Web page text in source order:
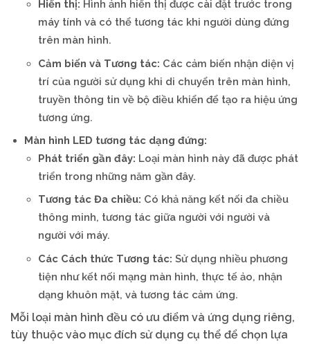
Hiển thị: Hình ảnh hiển thị được cài đặt trước trong
máy tính và có thể tương tác khi người dùng đứng
trên màn hình.
Cảm biến và Tương tác: Các cảm biến nhận diện vị
trí của người sử dụng khi di chuyển trên màn hình,
truyền thông tin về bộ điều khiển để tạo ra hiệu ứng
tương ứng.
Màn hình LED tương tác dạng đứng:
Phát triển gần đây: Loại màn hình này đã được phát
triển trong những năm gần đây.
Tương tác Đa chiều: Có khả năng kết nối đa chiều
thông minh, tương tác giữa người với người và
người với máy.
Các Cách thức Tương tác: Sử dụng nhiều phương
tiện như kết nối mạng màn hình, thực tế ảo, nhận
dạng khuôn mặt, và tương tác cảm ứng.
Mỗi loại màn hình đều có ưu điểm và ứng dụng riêng,
tùy thuộc vào mục đích sử dụng cụ thể để chọn lựa